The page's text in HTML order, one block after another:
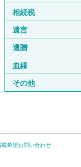
相続税
遺言
遺贈
血縁
その他
載希望お問い合わせ